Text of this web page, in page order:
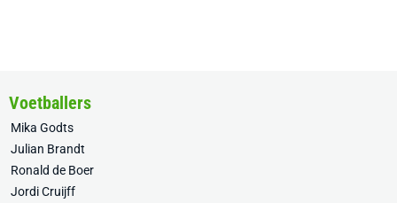
Voetballers
Mika Godts
Julian Brandt
Ronald de Boer
Jordi Cruijff